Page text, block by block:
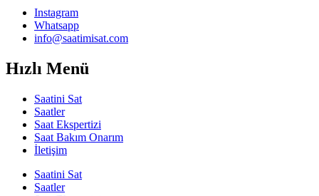
Instagram
Whatsapp
info@saatimisat.com
Hızlı Menü
Saatini Sat
Saatler
Saat Ekspertizi
Saat Bakım Onarım
İletişim
Saatini Sat
Saatler